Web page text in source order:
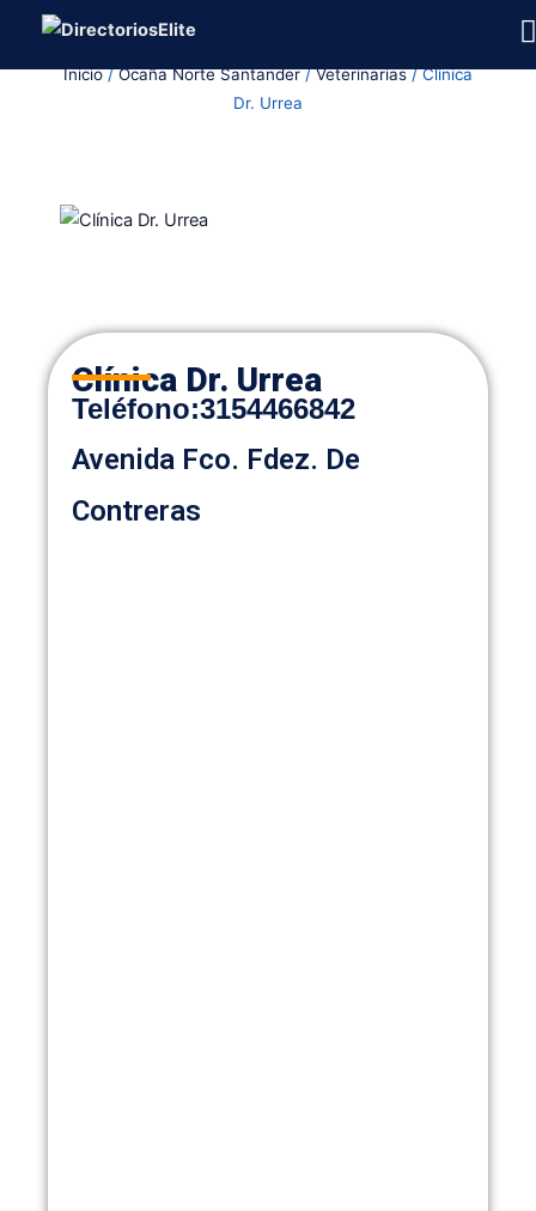
contenidoInicio/Ocaña Norte Santander/Veterinarias/ Clínica
Dr. Urrea
Clínica Dr. Urrea
Teléfono:3154466842
Avenida Fco. Fdez. De
Contreras